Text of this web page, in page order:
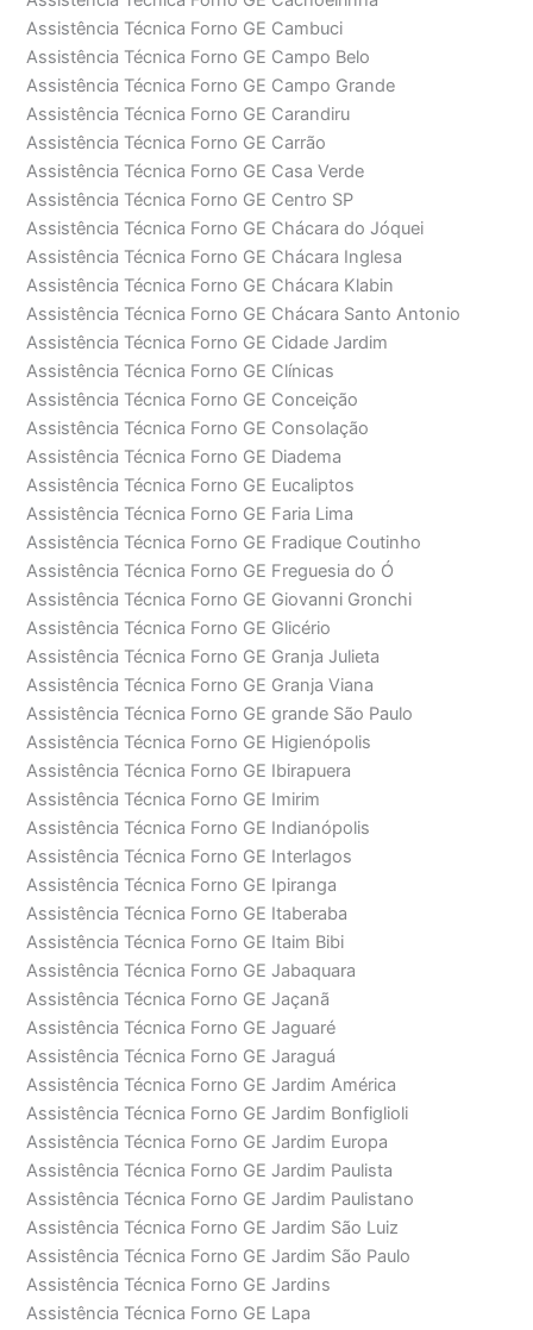
Assistência Técnica Forno GE Cambuci
Assistência Técnica Forno GE Campo Belo
Assistência Técnica Forno GE Campo Grande
Assistência Técnica Forno GE Carandiru
Assistência Técnica Forno GE Carrão
Assistência Técnica Forno GE Casa Verde
Assistência Técnica Forno GE Centro SP
Assistência Técnica Forno GE Chácara do Jóquei
Assistência Técnica Forno GE Chácara Inglesa
Assistência Técnica Forno GE Chácara Klabin
Assistência Técnica Forno GE Chácara Santo Antonio
Assistência Técnica Forno GE Cidade Jardim
Assistência Técnica Forno GE Clínicas
Assistência Técnica Forno GE Conceição
Assistência Técnica Forno GE Consolação
Assistência Técnica Forno GE Diadema
Assistência Técnica Forno GE Eucaliptos
Assistência Técnica Forno GE Faria Lima
Assistência Técnica Forno GE Fradique Coutinho
Assistência Técnica Forno GE Freguesia do Ó
Assistência Técnica Forno GE Giovanni Gronchi
Assistência Técnica Forno GE Glicério
Assistência Técnica Forno GE Granja Julieta
Assistência Técnica Forno GE Granja Viana
Assistência Técnica Forno GE grande São Paulo
Assistência Técnica Forno GE Higienópolis
Assistência Técnica Forno GE Ibirapuera
Assistência Técnica Forno GE Imirim
Assistência Técnica Forno GE Indianópolis
Assistência Técnica Forno GE Interlagos
Assistência Técnica Forno GE Ipiranga
Assistência Técnica Forno GE Itaberaba
Assistência Técnica Forno GE Itaim Bibi
Assistência Técnica Forno GE Jabaquara
Assistência Técnica Forno GE Jaçanã
Assistência Técnica Forno GE Jaguaré
Assistência Técnica Forno GE Jaraguá
Assistência Técnica Forno GE Jardim América
Assistência Técnica Forno GE Jardim Bonfiglioli
Assistência Técnica Forno GE Jardim Europa
Assistência Técnica Forno GE Jardim Paulista
Assistência Técnica Forno GE Jardim Paulistano
Assistência Técnica Forno GE Jardim São Luiz
Assistência Técnica Forno GE Jardim São Paulo
Assistência Técnica Forno GE Jardins
Assistência Técnica Forno GE Lapa